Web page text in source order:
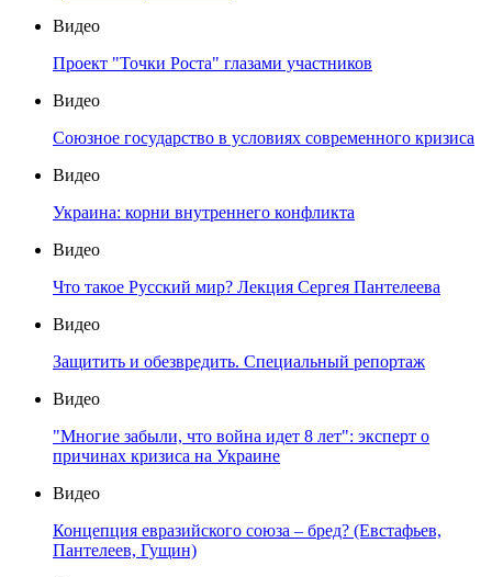
Видео
Проект "Точки Роста" глазами участников
Видео
Союзное государство в условиях современного кризиса
Видео
Украина: корни внутреннего конфликта
Видео
Что такое Русский мир? Лекция Сергея Пантелеева
Видео
Защитить и обезвредить. Специальный репортаж
Видео
"Многие забыли, что война идет 8 лет": эксперт о
причинах кризиса на Украине
Видео
Концепция евразийского союза – бред? (Евстафьев,
Пантелеев, Гущин)